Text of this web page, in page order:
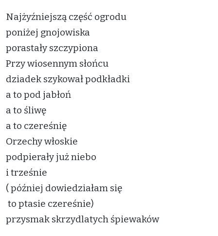
Najżyźniejszą część ogrodu
poniżej gnojowiska
porastały szczypiona
Przy wiosennym słońcu
dziadek szykował podkładki
a to pod jabłoń
a to śliwę
a to czereśnię
Orzechy włoskie
podpierały już niebo
i trześnie
( później dowiedziałam się
to ptasie czereśnie)
przysmak skrzydlatych śpiewaków